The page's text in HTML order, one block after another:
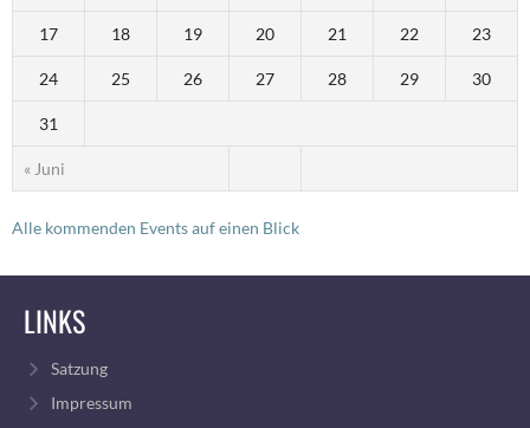
« Juni
17 18 19 20 21 22 23
24 25 26 27 28 29 30
31
Alle kommenden Events auf einen Blick
LINKS
Satzung
Impressum